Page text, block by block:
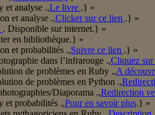
et analyse .,Le livre .} »
et analyse .,Clicker sur ce lien .} »
. Disponible sur internet.} »
en bibliothèque.} »
et probabilités .,Suivre ce lien .} »
dans l’infrarouge .,Cliquez sur
de problèmes en Ruby .,A
de problèmes en Python .,
Diaporama .,Redirection
et probabilités .,Pour en savoir plus.} »